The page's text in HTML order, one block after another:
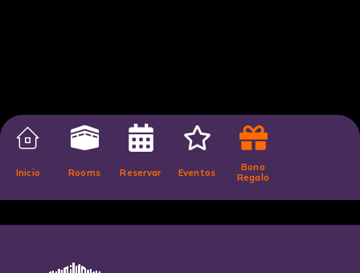
Inicio Rooms Reservar Eventos
Bono
Regalo